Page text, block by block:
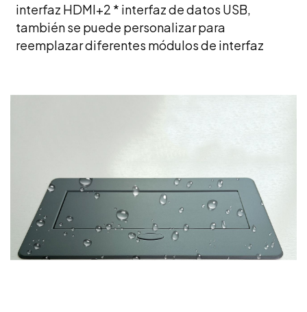
interfaz HDMI+2 * interfaz de datos USB,
también se puede personalizar para
reemplazar diferentes módulos de interfaz